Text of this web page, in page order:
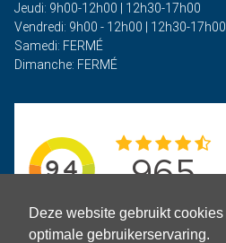
Deze website gebruikt
optimale gebruikerservaring.
Jeudi: 9h00-12h00 | 12h30-17h00
Vendredi: 9h00 - 12h00 | 12h30-17h00
Samedi: FERMÉ
Dimanche: FERMÉ